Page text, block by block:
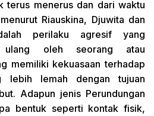
terus menerus dan dari waktu
Riauskina, Djuwita dan
perilaku agresif yang
ulang oleh seorang atau
memiliki kekuasaan terhadap
lebih lemah dengan tujuan
Adapun jenis Perundungan
bentuk seperti kontak fisik,